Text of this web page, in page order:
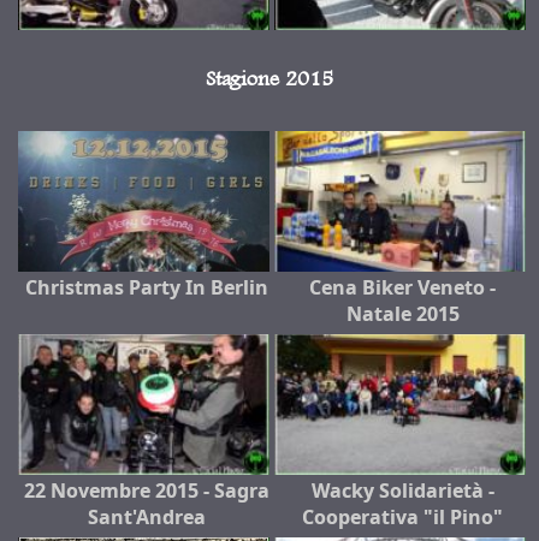
Stagione 2015
Christmas Party In Berlin
Cena Biker Veneto -
Natale 2015
22 Novembre 2015 - Sagra
Sant'Andrea
Wacky Solidarietà -
Cooperativa "il Pino"